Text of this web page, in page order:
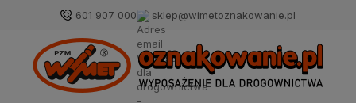
601 907 000 sklep@wimetoznakowanie.pl